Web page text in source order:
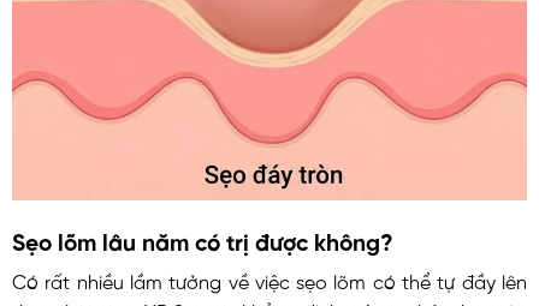
Sẹo lõm lâu năm có trị được không?
Có rất nhiều lầm tưởng về việc sẹo lõm có thể tự đầy lên